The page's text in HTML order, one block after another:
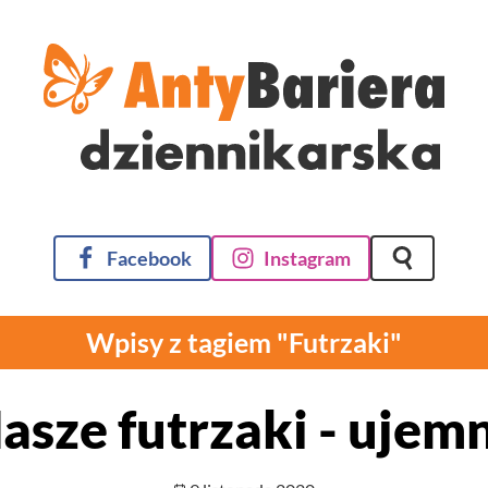
Facebook
Instagram Szukaj na
Wpisy z tagiem "Futrzaki"
futrzaki -